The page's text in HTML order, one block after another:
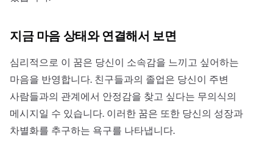
지금 마음 상태와 연결해서 보면
심리적으로 이 꿈은 당신이 소속감을 느끼고 싶어하는
마음을 반영합니다. 친구들과의 졸업은 당신이 주변
사람들과의 관계에서 안정감을 찾고 싶다는 무의식의
메시지일 수 있습니다. 이러한 꿈은 또한 당신의 성장과
차별화를 추구하는 욕구를 나타냅니다.